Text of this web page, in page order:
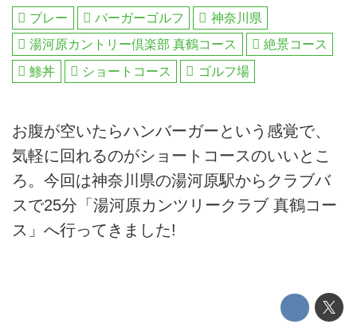
プレー バーガーゴルフ
神奈川県
湯河原カントリー倶楽部 真鶴コース
絶景コース
鯵丼
ショートコース ゴルフ場
お腹が空いたらハンバーガーという感覚で、
気軽に回れるのがショートコースのいいとこ
ろ。今回は神奈川県の湯河原駅からクラブバ
スで25分「湯河原カンツリークラブ 真鶴コー
ス」へ行ってきました!